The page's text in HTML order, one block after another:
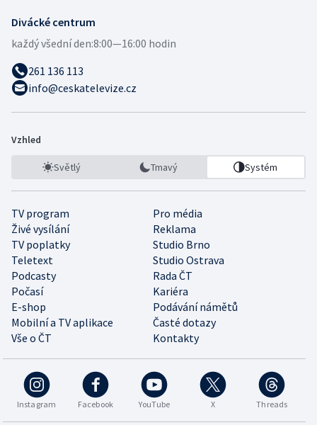
Divácké centrum
každý všední den:8:00—16:00 hodin
261 136 113
info@ceskatelevize.cz
Vzhled
Světlý Tmavý Systém
TV program
Pro média
Živé vysílání
Reklama
TV poplatky
Studio Brno
Teletext
Studio Ostrava
Podcasty
Rada ČT
Počasí
Kariéra
E-shop
Podávání námětů
Mobilní a TV aplikace
Časté dotazy
Vše o ČT
Kontakty
Instagram Facebook YouTube X Threads